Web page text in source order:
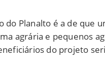
Planalto é a de que
agrária e pequenos
do projeto